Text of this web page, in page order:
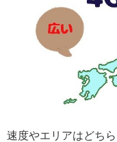
速度やエリアはどち